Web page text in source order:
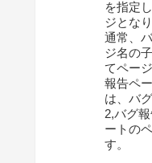
を指定
ジとな
通常、
ジ名の
てペー
報告ペ
は、バ
2,バグ
ートの
す。